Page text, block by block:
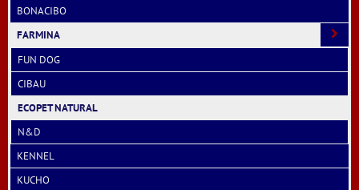
BONACIBO
FARMINA
FUN DOG
CIBAU
ECOPET NATURAL
N&D
KENNEL
KUCHO